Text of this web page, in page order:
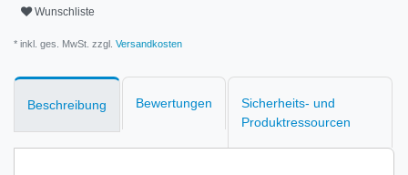
Wunschliste
* inkl. ges. MwSt. zzgl. Versandkosten
Beschreibung Bewertungen
Sicherheits- und
Produktressourcen